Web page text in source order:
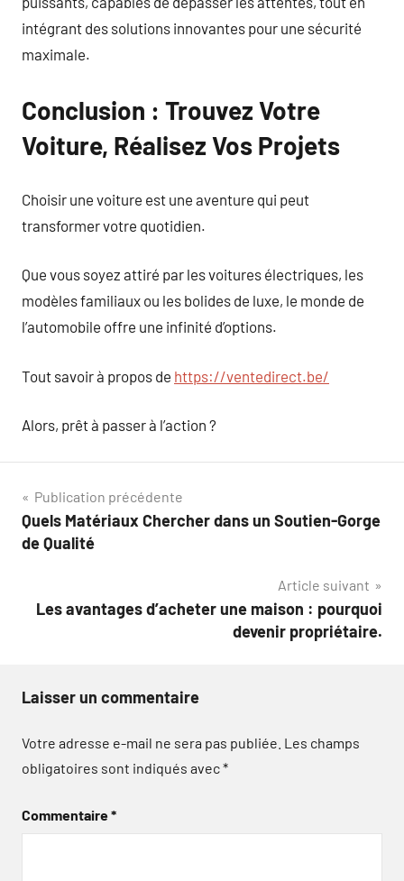
intégrant des solutions innovantes pour une sécurité
maximale.
Conclusion : Trouvez Votre
Voiture, Réalisez Vos Projets
Choisir une voiture est une aventure qui peut
transformer votre quotidien.
Que vous soyez attiré par les voitures électriques, les
modèles familiaux ou les bolides de luxe, le monde de
l’automobile offre une infinité d’options.
Tout savoir à propos de https://ventedirect.be/
Alors, prêt à passer à l’action ?
Navigation
de
Publication précédente
Quels Matériaux Chercher dans un Soutien-Gorge
de Qualité
Article suivant
Les avantages d’acheter une maison : pourquoi
devenir propriétaire.
Laisser un commentaire
Votre adresse e-mail ne sera pas publiée. Les champs
obligatoires sont indiqués avec*
Commentaire*